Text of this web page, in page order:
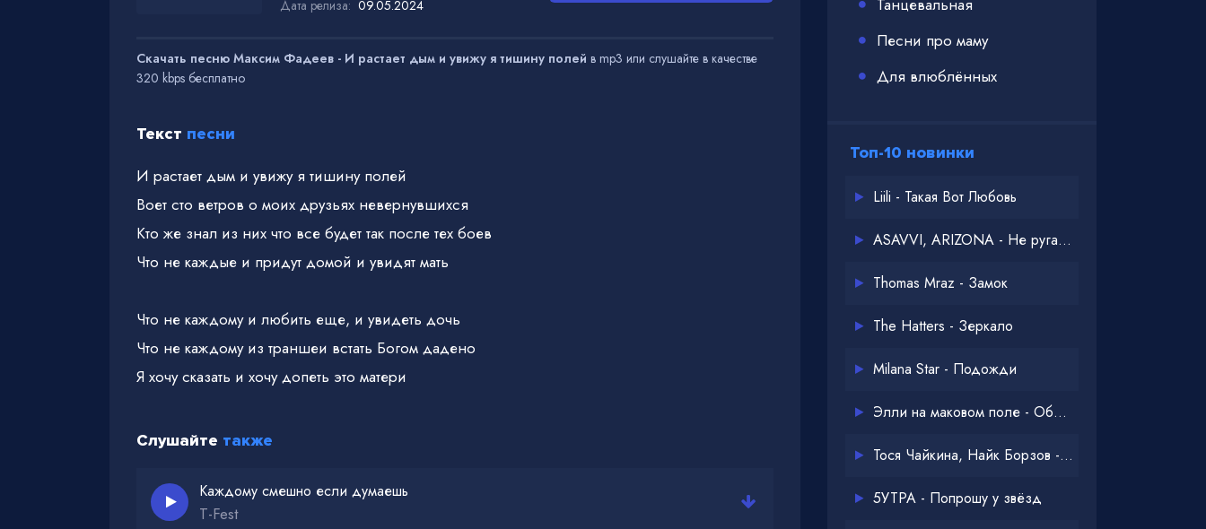
Дата релиза: 09.05.2024
Скачать песню Максим Фадеев - И растает дым и увижу я тишину полей в mp3 или слушайте в качестве
320 kbps бесплатно
Текст песни
И растает дым и увижу я тишину полей
Воет сто ветров о моих друзьях невернувшихся
Кто же знал из них что все будет так после тех боев
Что не каждые и придут домой и увидят мать
Что не каждому и любить еще, и увидеть дочь
Что не каждому из траншеи встать Богом дадено
Я хочу сказать и хочу допеть это матери
Слушайте также
Каждому смешно если думаешь
T-Fest
Песни про маму
Для влюблённых
Топ-10 новинки
Liili - Такая Вот Любовь
ASAVVI, ARIZONA - Не ругайся
Thomas Mraz - Замок
The Hatters - Зеркало
Milana Star - Подожди
Элли на маковом поле - Обнимай
Тося Чайкина, Найк Борзов - Опять
5УТРА - Попрошу у звёзд